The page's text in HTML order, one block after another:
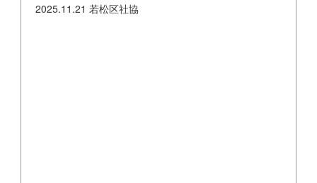
2025.11.21 若松区社協